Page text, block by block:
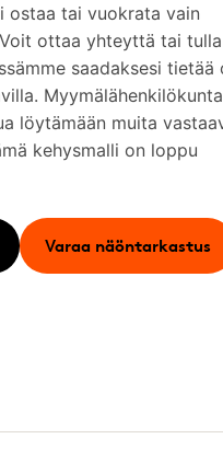
ostaa tai vuokrata vain
ottaa yhteyttä tai tulla
saadaksesi tietää
löytämään muita
kehysmalli on loppu
Varaa näöntarkastus